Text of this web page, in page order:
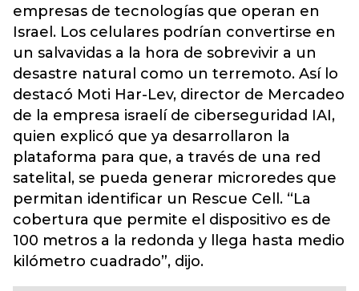
empresas de tecnologías que operan en
Israel. Los celulares podrían convertirse en
un salvavidas a la hora de sobrevivir a un
desastre natural como un terremoto. Así lo
destacó Moti Har-Lev, director de Mercadeo
de la empresa israelí de ciberseguridad IAI,
quien explicó que ya desarrollaron la
plataforma para que, a través de una red
satelital, se pueda generar microredes que
permitan identificar un Rescue Cell. “La
cobertura que permite el dispositivo es de
100 metros a la redonda y llega hasta medio
kilómetro cuadrado”, dijo.